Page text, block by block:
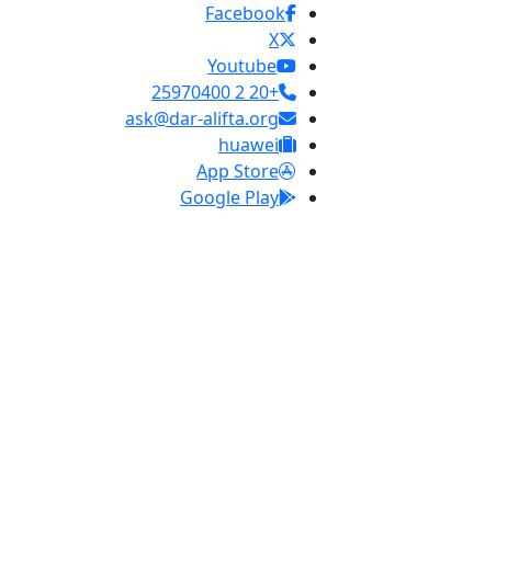
Facebook
X
Youtube
+20 2 25970400
ask@dar-alifta.org
huawei
App Store
Google Play